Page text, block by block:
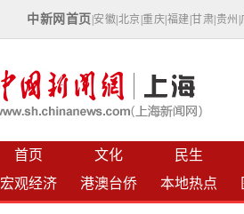
中新网首页 安徽 北京 |重庆 福建 |甘肃 贵州
首页 文化 民生
宏观经济
港澳台侨 本地热点